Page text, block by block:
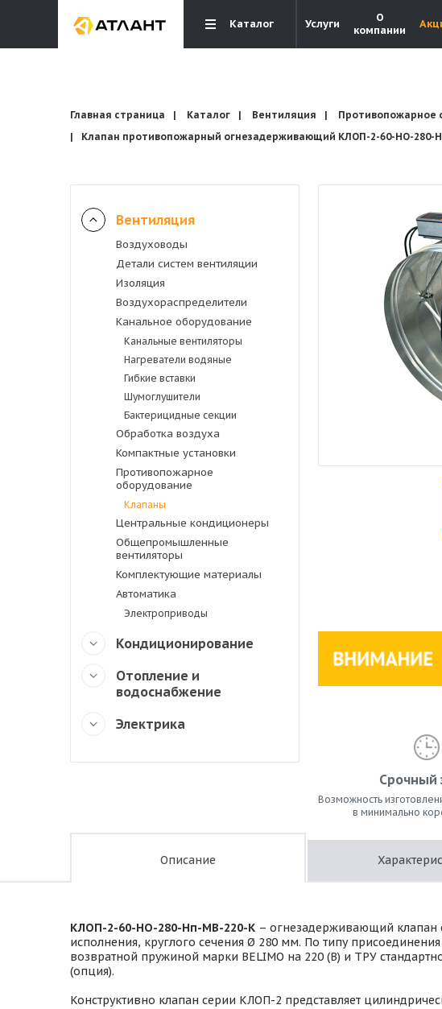
Каталог Услуги
О
компании
Кондиционирование
Отопление и водоснабжение
Электрика
Главная страница Каталог Вентиляция Противопожарное
Клапан противопожарный огнезадерживающий КЛОП-2-60-НО-280-
Вентиляция
Воздуховоды
Детали систем вентиляции
Изоляция
Воздухораспределители
Канальное оборудование
Канальные вентиляторы
Нагреватели водяные
Гибкие вставки
Шумоглушители
Бактерицидные секции
Обработка воздуха
Компактные установки
Противопожарное
оборудование
Клапаны
Центральные кондиционеры
Общепромышленные
вентиляторы
Комплектующие материалы
Автоматика
Электроприводы
Кондиционирование
Отопление и
водоснабжение
Электрика
Срочный
Возможность
в минимально
Описание
КЛОП-2-60-НО-280-Нп-МВ-220-К – огнезадерживающий клапан
исполнения, круглого сечения Ø 280 мм. По типу
возвратной пружиной марки BELIMO на 220 (В) и ТРУ
(опция).
Конструктивно клапан серии КЛОП-2 представляет